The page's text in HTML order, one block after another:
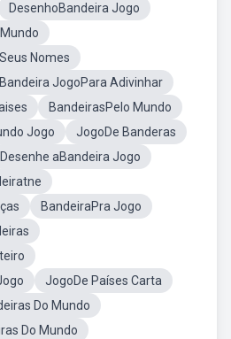
DesenhoBandeira Jogo
Nomes
Bandeira JogoPara Adivinhar
BandeirasPelo Mundo
Jogo
JogoDe Banderas
Desenhe aBandeira Jogo
BandeiraPra Jogo
JogoDe Países Carta
Do Mundo
Do Mundo